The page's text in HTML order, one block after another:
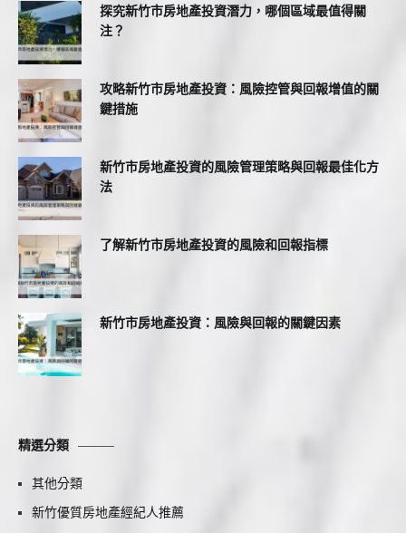
探究新竹市房地產投資潛力，哪個區域最值得關
注？
攻略新竹市房地產投資：風險控管與回報增值的關
鍵措施
新竹市房地產投資的風險管理策略與回報最佳化方
法
了解新竹市房地產投資的風險和回報指標
新竹市房地產投資：風險與回報的關鍵因素
精選分類
其他分類
新竹優質房地產經紀人推薦